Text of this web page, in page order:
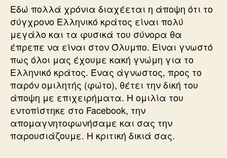
ΤΟΥ
ΝΑΥΑΡΙΝΟΥ
Εδώ πολλά χρόνια διαχέεται η άποψη ότι το
σύγχρονο Ελληνικό κράτος είναι πολύ
μεγάλο και τα φυσικά του σύνορα θα
έπρεπε να είναι στον Όλυμπο. Είναι γνωστό
πως όλοι μας έχουμε κακή γνώμη για το
Ελληνικό κράτος. Ένας άγνωστος, προς το
παρόν ομιλητής (φώτο), θέτει την δική του
άποψη με επιχειρήματα. Η ομιλία του
εντοπίστηκε στο Facebook, την
απομαγνητοφωνήσαμε και σας την
παρουσιάζουμε. Η κριτική δικιά σας.